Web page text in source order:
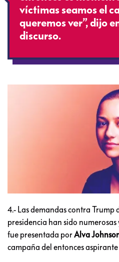
víctimas seamos el
queremos ver”, dijo
discurso.
4.- Las demandas contra Trump
presidencia han sido numerosas
fue presentada porAlva
campaña del entonces